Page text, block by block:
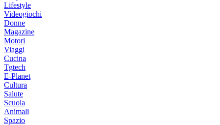
Lifestyle
Videogiochi
Donne
Magazine
Motori
Viaggi
Cucina
Tgtech
E-Planet
Cultura
Salute
Scuola
Animali
Spazio